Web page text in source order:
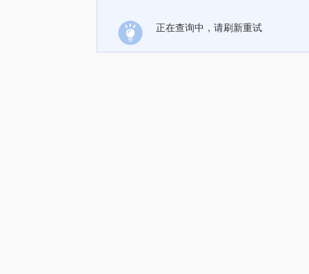
正在查询中，请刷新重试